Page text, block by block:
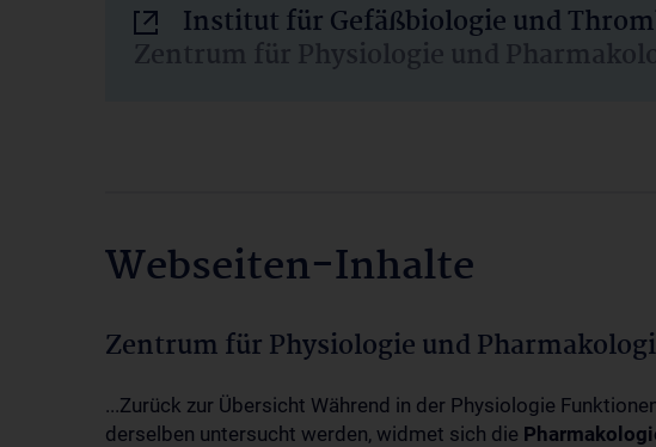
Institut für Gefäßbiologie und
Zentrum für Physiologie und
Webseiten-Inhalte
Zentrum für Physiologie und
...Zurück zur Übersicht Während in der Physiologie
derselben untersucht werden, widmet sich die